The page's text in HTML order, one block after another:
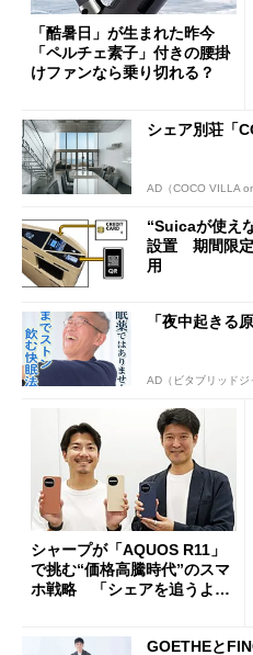
「酷暑日」が生まれた昨今
「ペルチェ素子」付きの腰掛
けファンなら乗り切れる？
シェア別荘「
AD（COCO VILLA
“Suicaが使え
設置 期間限
用
「夜中起きる
AD（ビタブリッドジ
シャープが「AQUOS R11」
で挑む“価格高騰時代”のスマ
ホ戦略 「シェアを追うより
GOETHEと